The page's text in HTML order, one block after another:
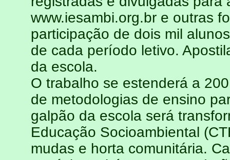
www.iesambi.org.br e outras
participação de dois mil
de cada período letivo.
da escola.
O trabalho se estenderá a
de metodologias de ensino
galpão da escola será
Educação Socioambiental
mudas e horta comunitária.